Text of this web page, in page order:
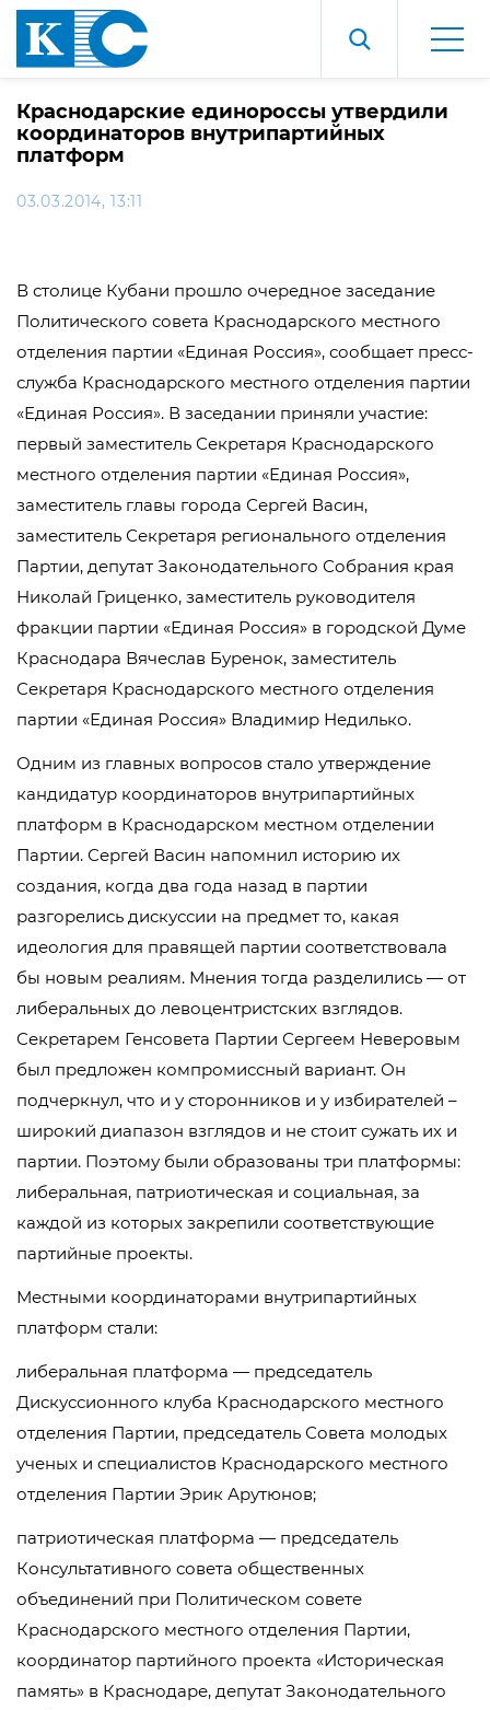
Краснодарские единороссы утвердили
координаторов внутрипартийных
платформ
03.03.2014, 13:11
В столице Кубани прошло очередное заседание
Политического совета Краснодарского местного
отделения партии «Единая Россия», сообщает пресс-
служба Краснодарского местного отделения партии
«Единая Россия». В заседании приняли участие:
первый заместитель Секретаря Краснодарского
местного отделения партии «Единая Россия»,
заместитель главы города Сергей Васин,
заместитель Секретаря регионального отделения
Партии, депутат Законодательного Собрания края
Николай Гриценко, заместитель руководителя
фракции партии «Единая Россия» в городской Думе
Краснодара Вячеслав Буренок, заместитель
Секретаря Краснодарского местного отделения
партии «Единая Россия» Владимир Недилько.
Одним из главных вопросов стало утверждение
кандидатур координаторов внутрипартийных
платформ в Краснодарском местном отделении
Партии. Сергей Васин напомнил историю их
создания, когда два года назад в партии
разгорелись дискуссии на предмет то, какая
идеология для правящей партии соответствовала
бы новым реалиям. Мнения тогда разделились — от
либеральных до левоцентристских взглядов.
Секретарем Генсовета Партии Сергеем Неверовым
был предложен компромиссный вариант. Он
подчеркнул, что и у сторонников и у избирателей –
широкий диапазон взглядов и не стоит сужать их и
партии. Поэтому были образованы три платформы:
либеральная, патриотическая и социальная, за
каждой из которых закрепили соответствующие
партийные проекты.
Местными координаторами внутрипартийных
платформ стали:
либеральная платформа — председатель
Дискуссионного клуба Краснодарского местного
отделения Партии, председатель Совета молодых
ученых и специалистов Краснодарского местного
отделения Партии Эрик Арутюнов;
патриотическая платформа — председатель
Консультативного совета общественных
объединений при Политическом совете
Краснодарского местного отделения Партии,
координатор партийного проекта «Историческая
память» в Краснодаре, депутат Законодательного